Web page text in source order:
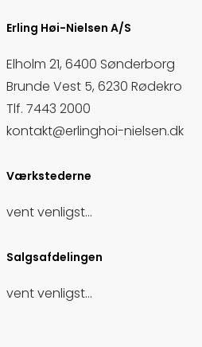
Erling Høi-Nielsen A/S
Elholm 21, 6400 Sønderborg
Brunde Vest 5, 6230 Rødekro
Tlf. 7443 2000
kontakt@erlinghoi-nielsen.dk
Værkstederne
vent venligst...
Salgsafdelingen
vent venligst...